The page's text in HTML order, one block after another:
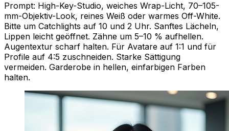
Prompt: High-Key-Studio, weiches Wrap-Licht, 70–105-
mm-Objektiv-Look, reines Weiß oder warmes Off-White.
Bitte um Catchlights auf 10 und 2 Uhr. Sanftes Lächeln,
Lippen leicht geöffnet. Zähne um 5–10 % aufhellen.
Augentextur scharf halten. Für Avatare auf 1:1 und für
Profile auf 4:5 zuschneiden. Starke Sättigung
vermeiden. Garderobe in hellen, einfarbigen Farben
halten.